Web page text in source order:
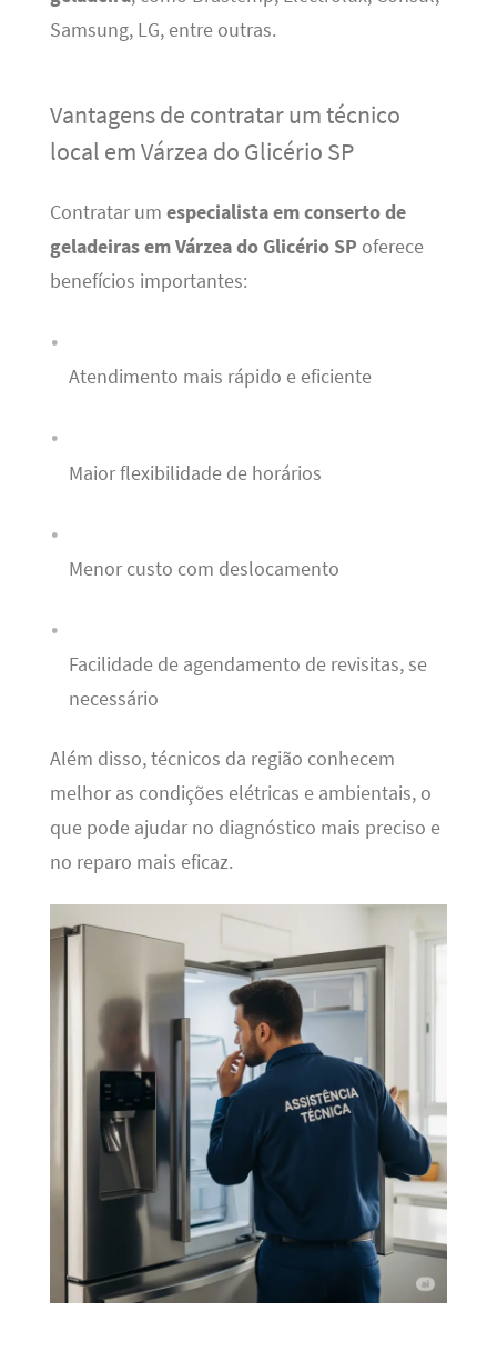
Samsung, LG, entre outras.
Vantagens de contratar um técnico
local em Várzea do Glicério SP
Contratar um especialista em conserto de
geladeiras em Várzea do Glicério SP oferece
benefícios importantes:
Atendimento mais rápido e eficiente
Maior flexibilidade de horários
Menor custo com deslocamento
Facilidade de agendamento de revisitas, se
necessário
Além disso, técnicos da região conhecem
melhor as condições elétricas e ambientais, o
que pode ajudar no diagnóstico mais preciso e
no reparo mais eficaz.